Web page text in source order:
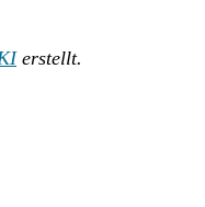
erstellt.